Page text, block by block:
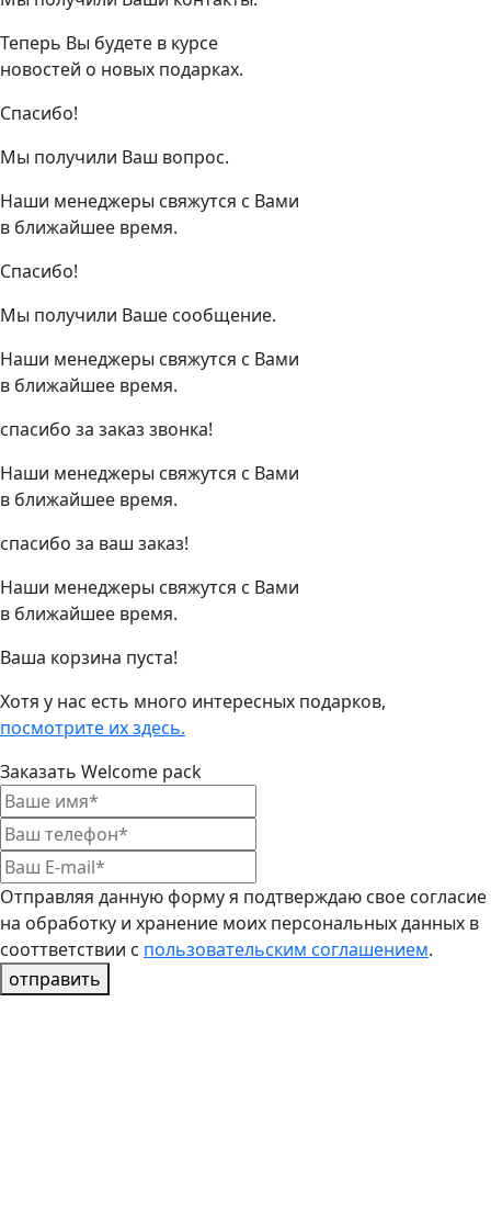
Теперь Вы будете в курсе
новостей о новых подарках.
Спасибо!
Мы получили Ваш вопрос.
Наши менеджеры свяжутся с Вами
в ближайшее время.
Спасибо!
Мы получили Ваше сообщение.
Наши менеджеры свяжутся с Вами
в ближайшее время.
спасибо за заказ звонка!
Наши менеджеры свяжутся с Вами
в ближайшее время.
спасибо за ваш заказ!
Наши менеджеры свяжутся с Вами
в ближайшее время.
Ваша корзина пуста!
Хотя у нас есть много интересных подарков,
посмотрите их здесь.
Заказать Welcome pack
Отправляя данную форму я подтверждаю свое согласие
на обработку и хранение моих персональных данных в
сооттветствии с пользовательским соглашением.
отправить